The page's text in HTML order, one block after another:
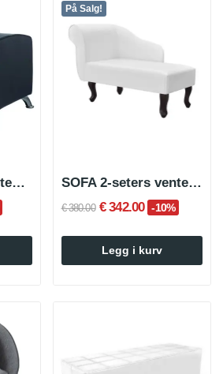
BOB 1-seters ventesofa
På Salg!
SOFA 2-seters ventestol
€ 380.00 € 342.00 -10%
Legg i kurv